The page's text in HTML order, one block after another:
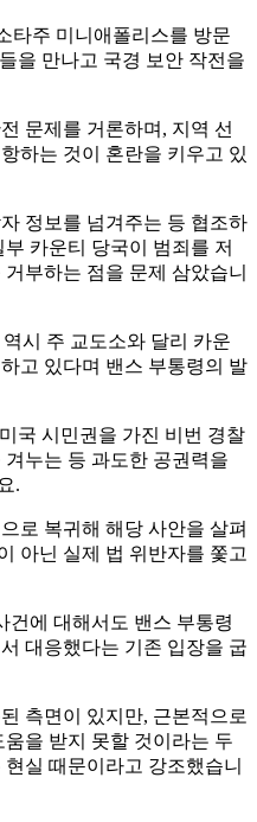
타주 미니애폴리스를 방문
을 만나고 국경 보안 작전을
문제를 거론하며, 지역 선
하는 것이 혼란을 키우고 있
정보를 넘겨주는 등 협조하
카운티 당국이 범죄를 저
부하는 점을 문제 삼았습니
시 주 교도소와 달리 카운
고 있다며 밴스 부통령의 발
국 시민권을 가진 비번 경찰
누는 등 과도한 공권력을
.
로 복귀해 해당 사안을 살펴
아닌 실제 법 위반자를 쫓고
건에 대해서도 밴스 부통령
대응했다는 기존 입장을 굽
측면이 있지만, 근본적으로
을 받지 못할 것이라는 두
실 때문이라고 강조했습니